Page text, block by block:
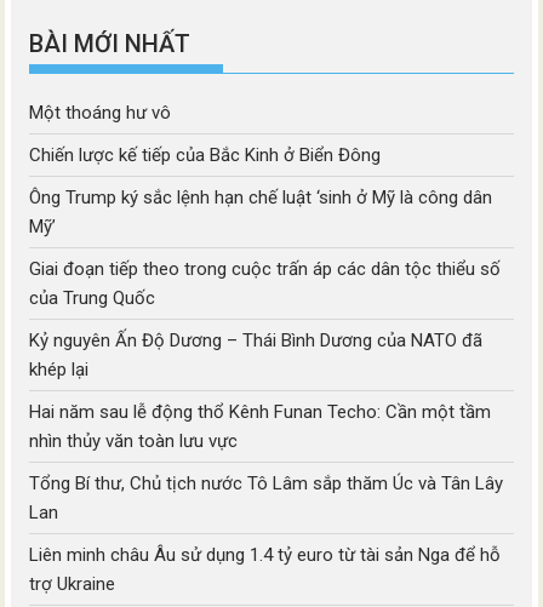
BÀI MỚI NHẤT
Một thoáng hư vô
Chiến lược kế tiếp của Bắc Kinh ở Biển Đông
Ông Trump ký sắc lệnh hạn chế luật ‘sinh ở Mỹ là công dân
Mỹ’
Giai đoạn tiếp theo trong cuộc trấn áp các dân tộc thiểu số
của Trung Quốc
Kỷ nguyên Ấn Độ Dương – Thái Bình Dương của NATO đã
khép lại
Hai năm sau lễ động thổ Kênh Funan Techo: Cần một tầm
nhìn thủy văn toàn lưu vực
Tổng Bí thư, Chủ tịch nước Tô Lâm sắp thăm Úc và Tân Lây
Lan
Liên minh châu Âu sử dụng 1.4 tỷ euro từ tài sản Nga để hỗ
trợ Ukraine